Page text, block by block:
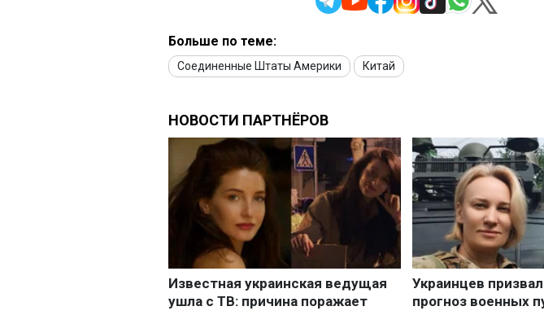
Больше по теме:
Соединенные Штаты Америки Китай